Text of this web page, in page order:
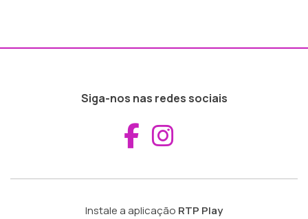
Siga-nos nas redes sociais
Aceder ao
Instale a aplicação RTP Play